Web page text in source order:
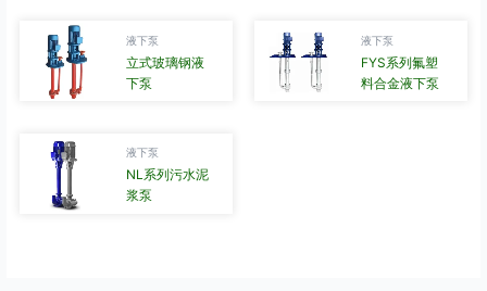
液下泵
立式玻璃钢液
下泵
液下泵
FYS系列氟塑
料合金液下泵
液下泵
NL系列污水泥
浆泵